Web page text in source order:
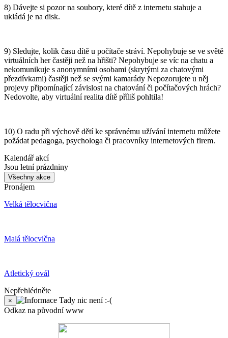
8) Dávejte si pozor na soubory, které dítě z internetu stahuje a
ukládá je na disk.
9) Sledujte, kolik času dítě u počítače stráví. Nepohybuje se ve světě
virtuálních her častěji než na hřišti? Nepohybuje se víc na chatu a
nekomunikuje s anonymními osobami (skrytými za chatovými
přezdívkami) častěji než se svými kamarády Nepozorujete u něj
projevy připomínající závislost na chatování či počítačových hrách?
Nedovolte, aby virtuální realita dítě příliš pohltila!
10) O radu při výchově dětí ke správnému užívání internetu můžete
požádat pedagoga, psychologa či pracovníky internetových firem.
Kalendář akcí
Jsou letní prázdniny
Všechny akce
Pronájem
Velká tělocvična
Malá tělocvična
Atletický ovál
Nepřehlédněte
×
Tady nic není :-(
Odkaz na původní www